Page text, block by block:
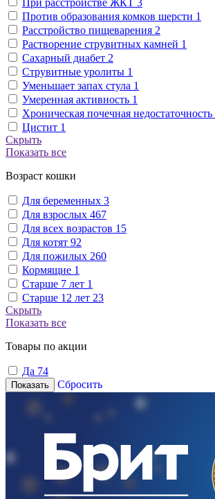
Против образования комков шерсти 1
Расстройство пищеварения 2
Растворение струвитных камней 1
Сахарный диабет 2
Струвитные уролиты 1
Уменьшает запах стула 1
Умеренная активность 1
Хроническая почечная недостаточность
Цистит 1
Скрыть
Показать все
Возраст кошки
Для беременных 3
Для взрослых 467
Для всех возрастов 15
Для котят 92
Для пожилых 260
Кормящие 1
Старше 7 лет 1
Старше 12 лет 23
Скрыть
Показать все
Товары по акции
Да 74
Показать Сбросить